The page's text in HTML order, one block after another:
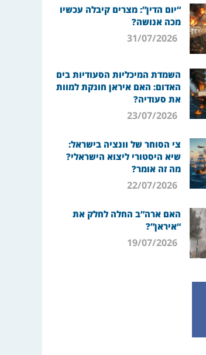
“יום הדין”: מצרים קיבלה עכשיו
מכה אנושה?
31/07/2026
השמדת המיכליות הסעודיות בים
האדום: האם איראן חונקת למוות
את סעודיה?
23/07/2026
צי הסוחר של וונציה בישראל:
שיא היסטורי ליצוא הישראלי?
מה זה אומר?
22/07/2026
האם ארה”ב החלה לחלק את
“איראן”?
19/07/2026